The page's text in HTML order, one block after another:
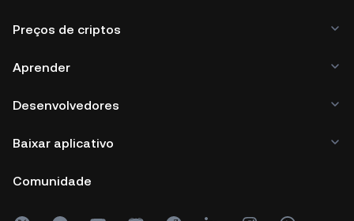
Preços de criptos
Aprender
Desenvolvedores
Baixar aplicativo
Comunidade